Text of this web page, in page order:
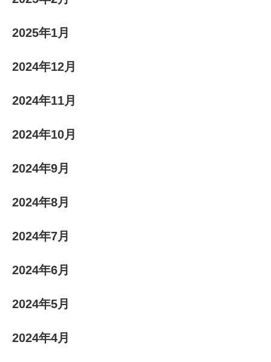
2025年1月
2024年12月
2024年11月
2024年10月
2024年9月
2024年8月
2024年7月
2024年6月
2024年5月
2024年4月